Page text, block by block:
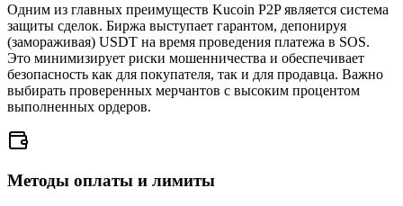
Одним из главных преимуществ Kucoin P2P является система
защиты сделок. Биржа выступает гарантом, депонируя
(замораживая) USDT на время проведения платежа в SOS.
Это минимизирует риски мошенничества и обеспечивает
безопасность как для покупателя, так и для продавца. Важно
выбирать проверенных мерчантов с высоким процентом
выполненных ордеров.
Методы оплаты и лимиты